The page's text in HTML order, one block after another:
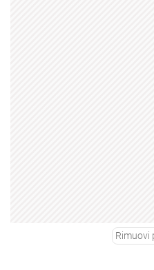
Rimuovi